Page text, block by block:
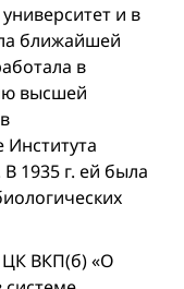
и в
ближайшей
в
высшей
Института
1935 г. ей была
ЦК ВКП(б) «О